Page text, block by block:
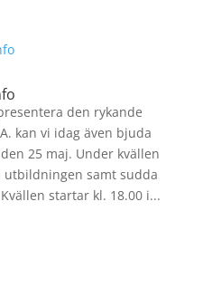
den rykande
kan vi idag även bjuda
25 maj. Under kvällen
utbildningen samt sudda
startar kl. 18.00 i...